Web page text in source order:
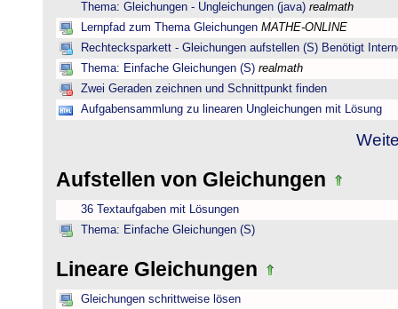
Thema: Gleichungen - Ungleichungen (java) realmath
Lernpfad zum Thema Gleichungen MATHE-ONLINE
Rechtecksparkett - Gleichungen aufstellen (S) Benötigt
Thema: Einfache Gleichungen (S) realmath
Zwei Geraden zeichnen und Schnittpunkt finden
Aufgabensammlung zu linearen Ungleichungen mit Lösung
Aufstellen von Gleichungen
36 Textaufgaben mit Lösungen
Thema: Einfache Gleichungen (S)
Lineare Gleichungen
Gleichungen schrittweise lösen